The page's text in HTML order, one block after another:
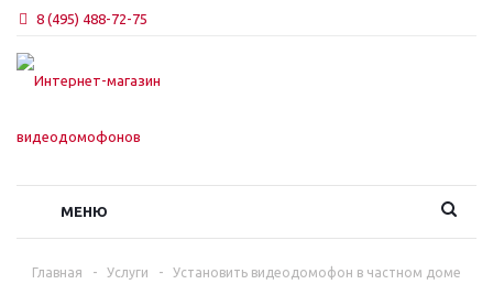
8 (495) 488-72-75
МЕНЮ
Главная - Услуги - Установить видеодомофон в частном доме